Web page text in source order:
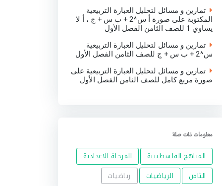
تمارين و مسائل لتحليل العبارة التربيعية
المكتوبة على صورة أ س^2 + ب س + ج ، أ لا
يساوي 1 للصف الثامن الفصل الأول
تمارين و مسائل لتحليل العبارة التربيعية
س^2 + ب س + ج للصف الثامن الفصل الأول
تمارين و مسائل لتحليل العبارة التربيعية على
صورة مربع كامل للصف الثامن الفصل الأول
معلومات ذات صلة
المناهج الفلسطينية
المرحلة الاعدادية
الثامن
الرياضيات رياضيات